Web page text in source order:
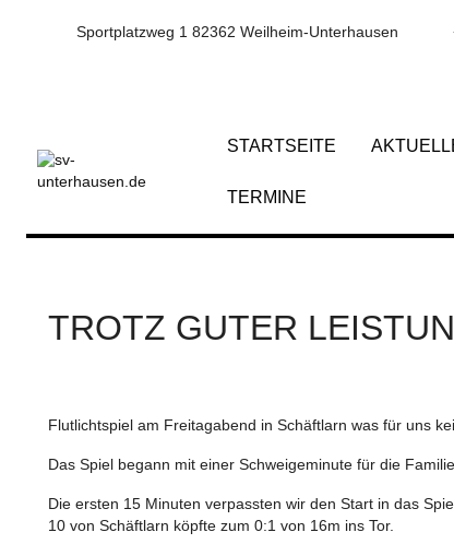
Sportplatzweg 1 82362 Weilheim-Unterhausen
STARTSEITE
TERMINE
TROTZ GUTER
Flutlichtspiel am Freitagabend in Schäftlarn was für uns
Das Spiel begann mit einer Schweigeminute für die
Die ersten 15 Minuten verpassten wir den Start in das
10 von Schäftlarn köpfte zum 0:1 von 16m ins Tor.